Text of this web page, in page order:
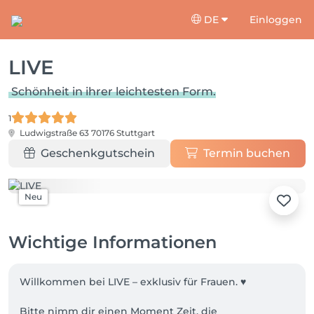
DE Einloggen
LIVE
Schönheit in ihrer leichtesten Form.
1
Ludwigstraße 63 70176 Stuttgart
Geschenkgutschein Termin buchen
Neu
Wichtige Informationen
Willkommen bei LIVE – exklusiv für Frauen. ♥️
Bitte nimm dir einen Moment Zeit, die